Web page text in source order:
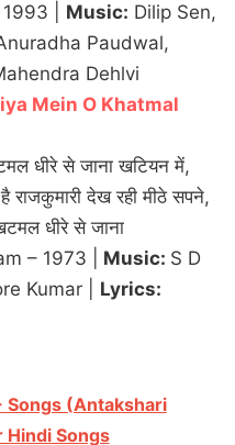
| Music: Dilip Sen,
Paudwal,
Dehlvi
Mein O Khatmal
धीरे से जाना खटियन में,
राजकुमारी देख रही मीठे सपने,
धीरे से जाना
– 1973 | Music: S D
Kumar | Lyrics:
Songs (Antakshari
Hindi Songs